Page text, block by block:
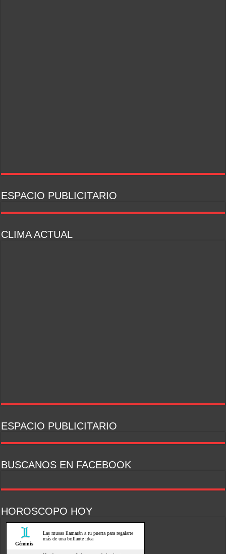
ESPACIO PUBLICITARIO
CLIMA ACTUAL
ESPACIO PUBLICITARIO
BUSCANOS EN FACEBOOK
HOROSCOPO HOY